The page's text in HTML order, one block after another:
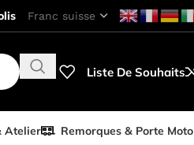
Liste De Souhaits
Atelier Remorques & Porte Moto